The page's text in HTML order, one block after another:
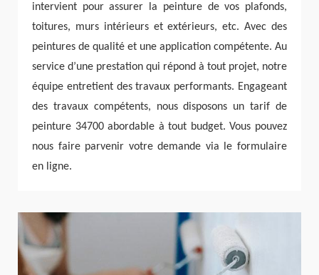
intervient pour assurer la peinture de vos plafonds,
toitures, murs intérieurs et extérieurs, etc. Avec des
peintures de qualité et une application compétente. Au
service d’une prestation qui répond à tout projet, notre
équipe entretient des travaux performants. Engageant
des travaux compétents, nous disposons un tarif de
peinture 34700 abordable à tout budget. Vous pouvez
nous faire parvenir votre demande via le formulaire
en ligne.